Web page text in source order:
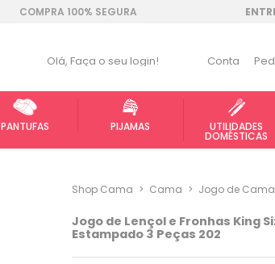
COMPRA 100% SEGURA
Olá, Faça o seu login! Conta
PANTUFAS PIJAMAS UTILIDADES
DOMÉSTICAS
Shop Cama > Cama > Jogo de Cama
Jogo de Lençol e Fronhas King
Estampado 3 Peças 202